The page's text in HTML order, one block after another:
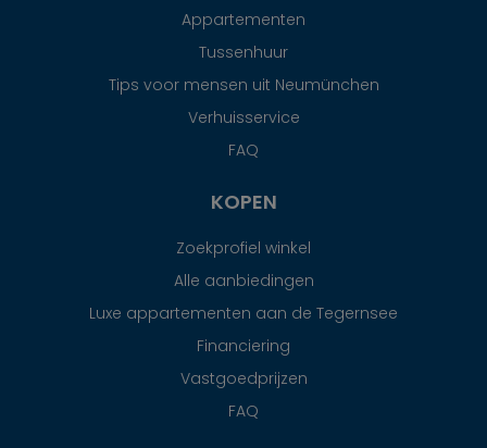
Appartementen
Tussenhuur
Tips voor mensen uit Neumünchen
Verhuisservice
FAQ
KOPEN
Zoekprofiel winkel
Alle aanbiedingen
Luxe appartementen aan de Tegernsee
Financiering
Vastgoedprijzen
FAQ